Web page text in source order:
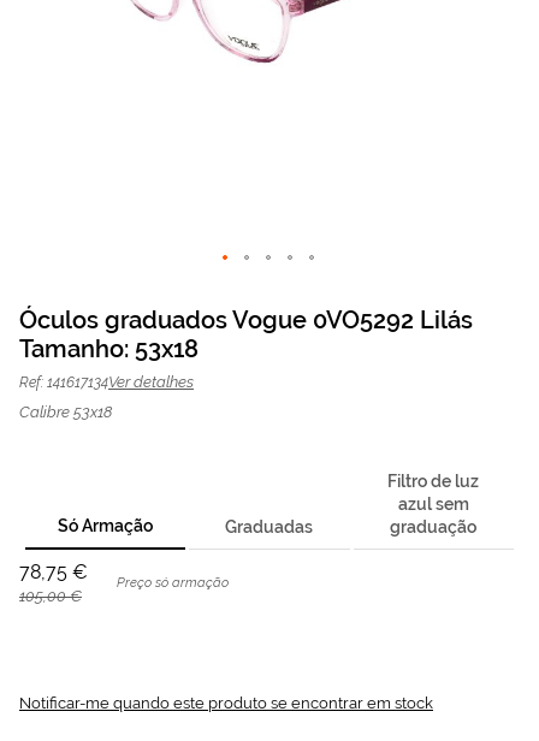
Óculos graduados
Vogue 0VO5292 Lilás |
Mais Optica
para
o
início
Galeria
de
Óculos graduados Vogue 0VO5292 Lilás
Tamanho: 53x18
Ref: 141617134Ver detalhes
Calibre 53x18
Só Armação
78,75 €
105,00 €
Preço só armação
Graduadas
Filtro de luz
azul sem
graduação
Notificar-me quando este produto se encontrar em stock